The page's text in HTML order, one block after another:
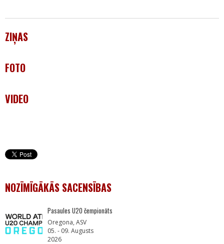
ZIŅAS
FOTO
VIDEO
NOZĪMĪGĀKĀS SACENSĪBAS
Pasaules U20 čempionāts
Oregona, ASV
05. - 09. Augusts
2026